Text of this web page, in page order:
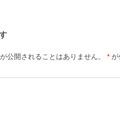
公開されることはありません。 * が